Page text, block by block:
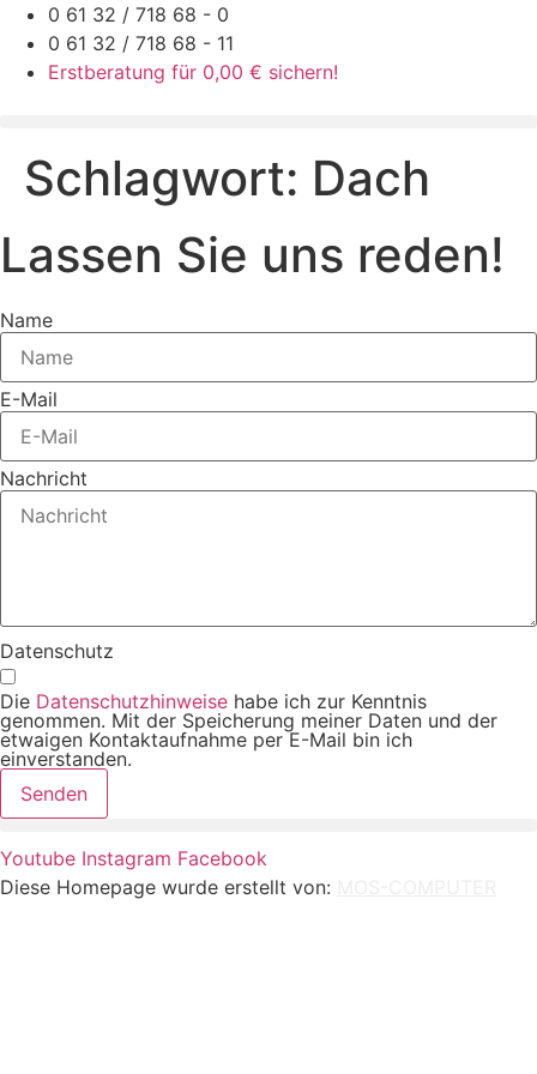
Zum
Inhalt
springen
0 61 32 / 718 68 - 0
0 61 32 / 718 68 - 11
Erstberatung für 0,00 € sichern!
Schlagwort: Dach
Lassen Sie uns reden!
Name
E-Mail
Nachricht
Datenschutz
Die Datenschutzhinweise habe ich zur Kenntnis
genommen. Mit der Speicherung meiner Daten und der
etwaigen Kontaktaufnahme per E-Mail bin ich
einverstanden.
Senden
Youtube Instagram Facebook
Diese Homepage wurde erstellt von: